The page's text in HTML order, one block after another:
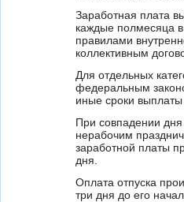
Заработная плата
каждые полмесяца
правилами
коллективным
Для отдельных
федеральным
иные сроки выплаты
При совпадении
нерабочим
заработной платы
дня.
Оплата отпуска
три дня до его